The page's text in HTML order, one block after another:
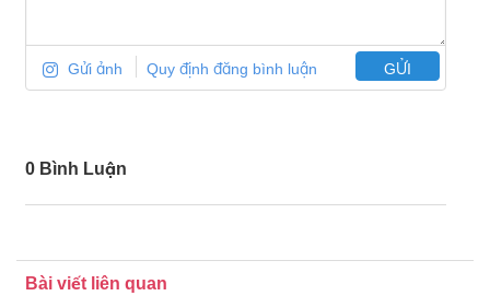
Gửi ảnh Quy định đăng bình luận GỬI
0 Bình Luận
Bài viết liên quan